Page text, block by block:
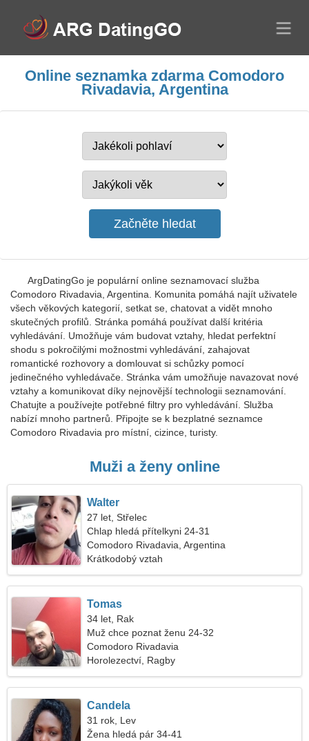
Online seznamka zdarma Comodoro
Rivadavia, Argentina
ArgDatingGo je populární online seznamovací služba
Comodoro Rivadavia, Argentina. Komunita pomáhá najít uživatele
všech věkových kategorií, setkat se, chatovat a vidět mnoho
skutečných profilů. Stránka pomáhá používat další kritéria
vyhledávání. Umožňuje vám budovat vztahy, hledat perfektní
shodu s pokročilými možnostmi vyhledávání, zahajovat
romantické rozhovory a domlouvat si schůzky pomocí
jedinečného vyhledávače. Stránka vám umožňuje navazovat nové
vztahy a komunikovat díky nejnovější technologii seznamování.
Chatujte a používejte potřebné filtry pro vyhledávání. Služba
nabízí mnoho partnerů. Připojte se k bezplatné seznamce
Comodoro Rivadavia pro místní, cizince, turisty.
Muži a ženy online
Walter
27 let, Střelec
Chlap hledá přítelkyni 24-31
Comodoro Rivadavia, Argentina
Krátkodobý vztah
Tomas
34 let, Rak
Muž chce poznat ženu 24-32
Comodoro Rivadavia
Horolezectví, Ragby
Candela
31 rok, Lev
Žena hledá pár 34-41